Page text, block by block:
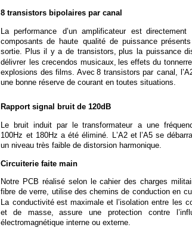
8 transistors bipolaires par canal
La performance d’un amplificateur est directement
composants de haute qualité de puissance présents
sortie. Plus il y a de transistors, plus la puissance
délivrer les crecendos musicaux, les effets du tonnerre,
explosions des films. Avec 8 transistors par canal,
une bonne réserve de courant en toutes situations.
Rapport signal bruit de 120dB
Le bruit induit par le transformateur a une
100Hz et 180Hz a été éliminé. L’A2 et l’A5 se
un niveau très faible de distorsion harmonique.
Circuiterie faite main
Notre PCB réalisé selon le cahier des charges
fibre de verre, utilise des chemins de conduction en
La conductivité est maximale et l’isolation entre les
et
de masse, assure une protection contre
électromagnétique interne ou externe.